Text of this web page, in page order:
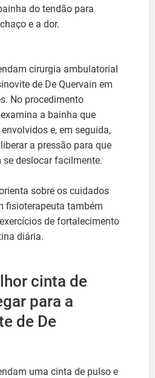
do tendão para
e a dor.
cirurgia ambulatorial
de De Quervain em
No procedimento
a bainha que
e, em seguida,
a pressão para que
deslocar facilmente.
sobre os cuidados
fisioterapeuta também
de fortalecimento
diária.
cinta de
para a
de De
uma cinta de pulso e